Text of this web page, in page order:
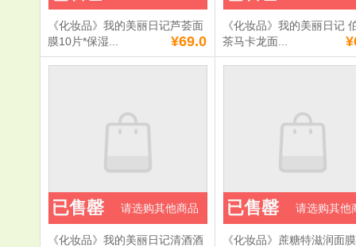
加入购物车 立即购买
满 0元免费送货
加入购物车 立即
满 0元免费送货
《化妆品》我的美丽日记芦荟面
膜10片*保湿...
¥69.0
《化妆品》我的美丽日记
茶马卡龙面...
《化妆品》我的美丽日记清酒酒
已售罄 请选购其他商品
《化妆品》蔗糖特滋润面膜
已售罄 请选购其他